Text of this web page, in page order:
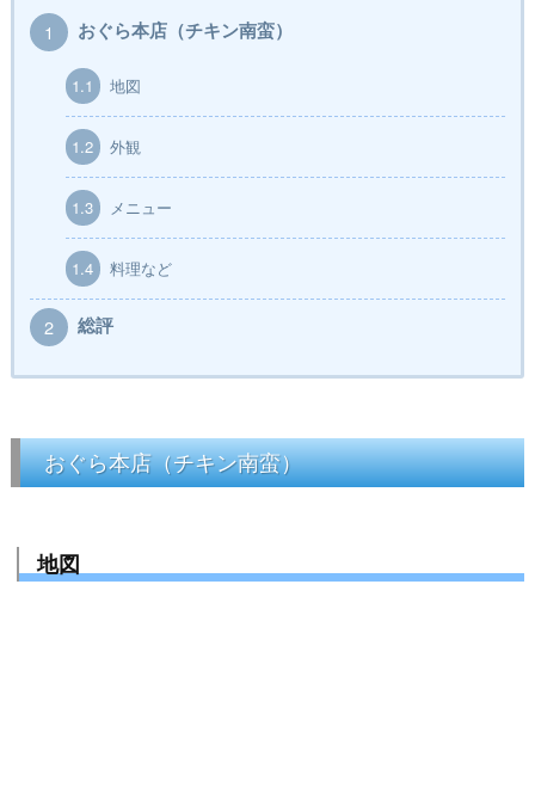
1 おぐら本店（チキン南蛮）
1.1 地図
1.2 外観
1.3 メニュー
1.4 料理など
2 総評
おぐら本店（チキン南蛮）
地図